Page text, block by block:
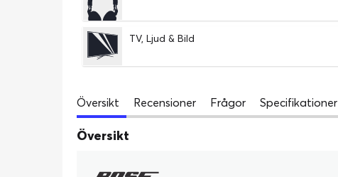
TV, Ljud & Bild
Översikt Recensioner Frågor Specifikationer
Översikt